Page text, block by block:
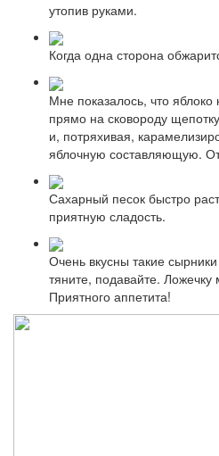
утопив руками.
Когда одна сторона
Мне показалось, что яблоко
прямо на сковороду
и, потряхивая,
яблочную составляющую.
Сахарный песок быстро
приятную сладость.
Очень вкусны такие
тяните, подавайте.
Приятного аппетита!